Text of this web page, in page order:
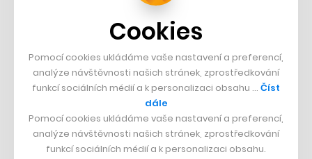
Boční projekt, co se zvrtnul
Francouzský šéfkuchař na Šumavě
Dva golfisti, co pečou
DESIGN
Bomma není tichá
Originální hodinky
Cookies
Pomocí cookies ukládáme vaše nastavení a preferencí,
analýze návštěvnosti našich stránek, zprostředkování
funkcí sociálních médií a k personalizaci obsahu … Číst
dále
Pomocí cookies ukládáme vaše nastavení a preferencí,
analýze návštěvnosti našich stránek, zprostředkování
funkcí sociálních médií a k personalizaci obsahu.